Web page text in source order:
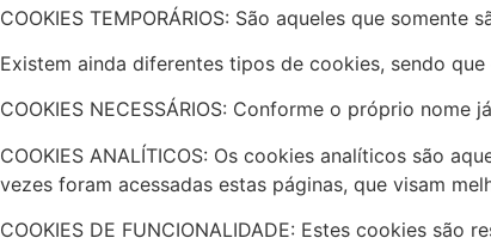
COOKIES TEMPORÁRIOS: São aqueles que
Existem ainda diferentes tipos de cookies, sendo
COOKIES NECESSÁRIOS: Conforme o próprio
COOKIES ANALÍTICOS: Os cookies analíticos são
vezes foram acessadas estas páginas, que visam
COOKIES DE FUNCIONALIDADE: Estes cookies